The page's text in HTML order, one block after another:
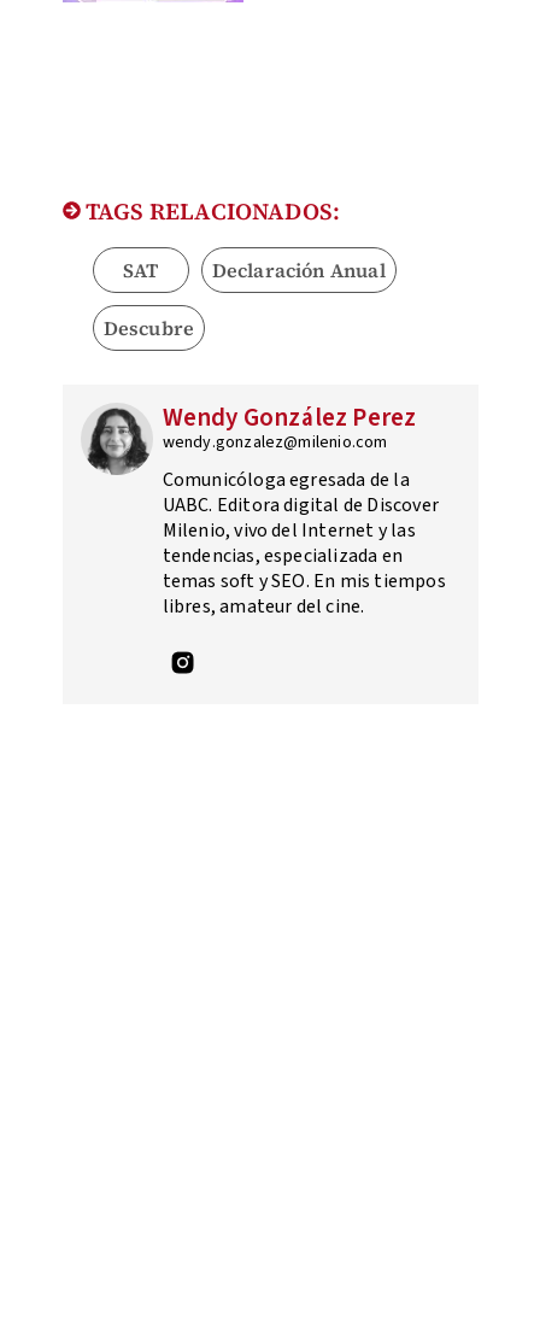
TAGS RELACIONADOS:
SAT Declaración Anual
Descubre
Wendy González Perez
wendy.gonzalez@milenio.com
Comunicóloga egresada de la
UABC. Editora digital de Discover
Milenio, vivo del Internet y las
tendencias, especializada en
temas soft y SEO. En mis tiempos
libres, amateur del cine.